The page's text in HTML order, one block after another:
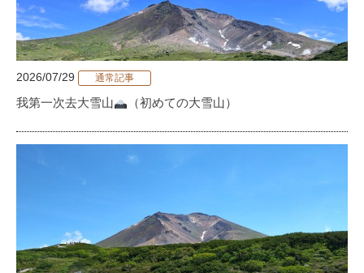
2026/07/29 通常記事
我第一次去大雪山 （初めての大雪山）